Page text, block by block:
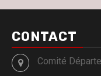
CONTACT
Comité